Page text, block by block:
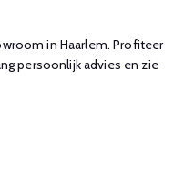
in Haarlem. Profiteer
persoonlijk advies en zie